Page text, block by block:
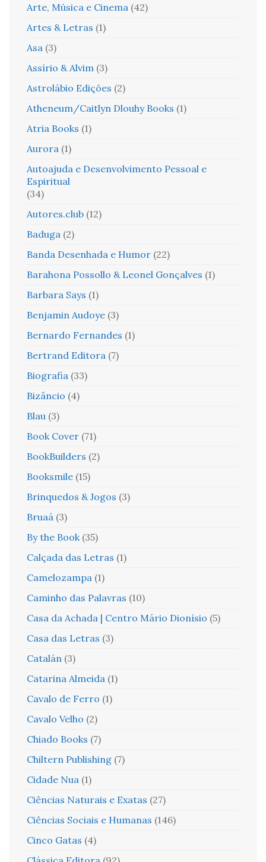
Arte, Música e Cinema (42)
Artes & Letras (1)
Asa (3)
Assírio & Alvim (3)
Astrolábio Edições (2)
Atheneum/Caitlyn Dlouhy Books (1)
Atria Books (1)
Aurora (1)
Autoajuda e Desenvolvimento Pessoal e
Espiritual
(34)
Autores.club (12)
Baduga (2)
Banda Desenhada e Humor (22)
Barahona Possollo & Leonel Gonçalves (1)
Barbara Says (1)
Benjamin Audoye (3)
Bernardo Fernandes (1)
Bertrand Editora (7)
Biografia (33)
Bizâncio (4)
Blau (3)
Book Cover (71)
BookBuilders (2)
Booksmile (15)
Brinquedos & Jogos (3)
Bruaá (3)
By the Book (35)
Calçada das Letras (1)
Camelozampa (1)
Caminho das Palavras (10)
Casa da Achada | Centro Mário Dionísio (5)
Casa das Letras (3)
Catalán (3)
Catarina Almeida (1)
Cavalo de Ferro (1)
Cavalo Velho (2)
Chiado Books (7)
Chiltern Publishing (7)
Cidade Nua (1)
Ciências Naturais e Exatas (27)
Ciências Sociais e Humanas (146)
Cinco Gatas (4)